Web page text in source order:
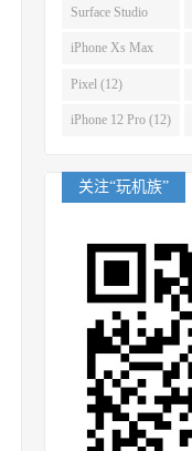
Surface Studio
(14)
iPhone Xs Max
(14)
Pixel (12)
iPhone 12 Pro (12)
关注“玩机族”